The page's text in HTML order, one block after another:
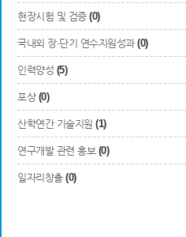
현장시험 및 검증 (0)
국내외 장·단기 연수지원성과 (0)
인력양성 (5)
포상 (0)
산학연간 기술지원 (1)
연구개발 관련 홍보 (0)
일자리창출 (0)